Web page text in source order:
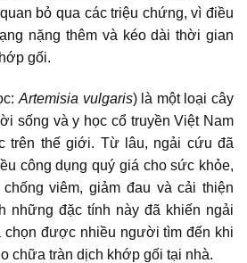
bỏ qua các triệu chứng, vì điều
nặng thêm và kéo dài thời gian
gối.
Artemisia vulgaris) là một loại cây
sống và y học cổ truyền Việt Nam
trên thế giới. Từ lâu, ngải cứu đã
công dụng quý giá cho sức khỏe,
viêm, giảm đau và cải thiện
những đặc tính này đã khiến ngải
được nhiều người tìm đến khi
chữa tràn dịch khớp gối tại nhà.